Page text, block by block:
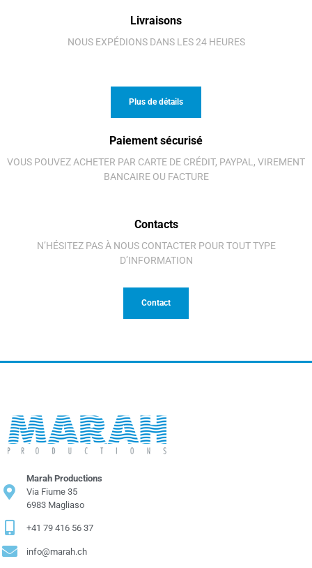
Livraisons
NOUS EXPÉDIONS DANS LES 24 HEURES
Plus de détails
Paiement sécurisé
VOUS POUVEZ ACHETER PAR CARTE DE CRÉDIT, PAYPAL, VIREMENT
BANCAIRE OU FACTURE
Contacts
N’HÉSITEZ PAS À NOUS CONTACTER POUR TOUT TYPE
D’INFORMATION
Contact
Marah Productions
Via Fiume 35
6983 Magliaso
+41 79 416 56 37
info@marah.ch